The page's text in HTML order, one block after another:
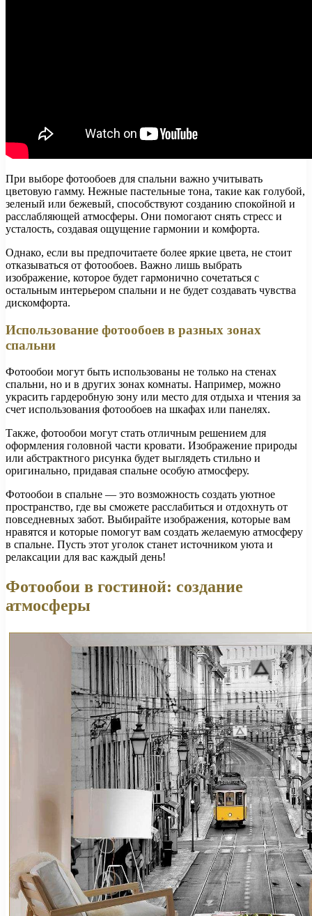
При выборе фотообоев для спальни важно учитывать
цветовую гамму. Нежные пастельные тона, такие как голубой,
зеленый или бежевый, способствуют созданию спокойной и
расслабляющей атмосферы. Они помогают снять стресс и
усталость, создавая ощущение гармонии и комфорта.
Однако, если вы предпочитаете более яркие цвета, не стоит
отказываться от фотообоев. Важно лишь выбрать
изображение, которое будет гармонично сочетаться с
остальным интерьером спальни и не будет создавать чувства
дискомфорта.
Использование фотообоев в разных зонах
спальни
Фотообои могут быть использованы не только на стенах
спальни, но и в других зонах комнаты. Например, можно
украсить гардеробную зону или место для отдыха и чтения за
счет использования фотообоев на шкафах или панелях.
Также, фотообои могут стать отличным решением для
оформления головной части кровати. Изображение природы
или абстрактного рисунка будет выглядеть стильно и
оригинально, придавая спальне особую атмосферу.
Фотообои в спальне — это возможность создать уютное
пространство, где вы сможете расслабиться и отдохнуть от
повседневных забот. Выбирайте изображения, которые вам
нравятся и которые помогут вам создать желаемую атмосферу
в спальне. Пусть этот уголок станет источником уюта и
релаксации для вас каждый день!
Фотообои в гостиной: создание
атмосферы